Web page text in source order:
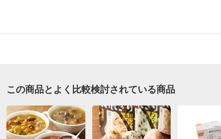
商品名・特徴 イザメシ 豚汁＆けんちん汁 （2種計12袋）
価格 ¥8,910税込 ¥8,250 税抜
※軽減税率対象です。
送料・送料種
基本配送料：¥880
★★★★★
★★★★★
★★★★★
この商品とよく比較検討されている商品